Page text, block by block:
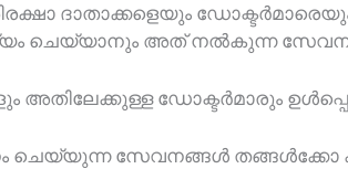
ദാതാക്കളെയും
ചെയ്യാനും അത് നൽകുന്ന
അതിലേക്കുള്ള ഡോക്ടർമാരും
ചെയ്യുന്ന സേവനങ്ങൾ